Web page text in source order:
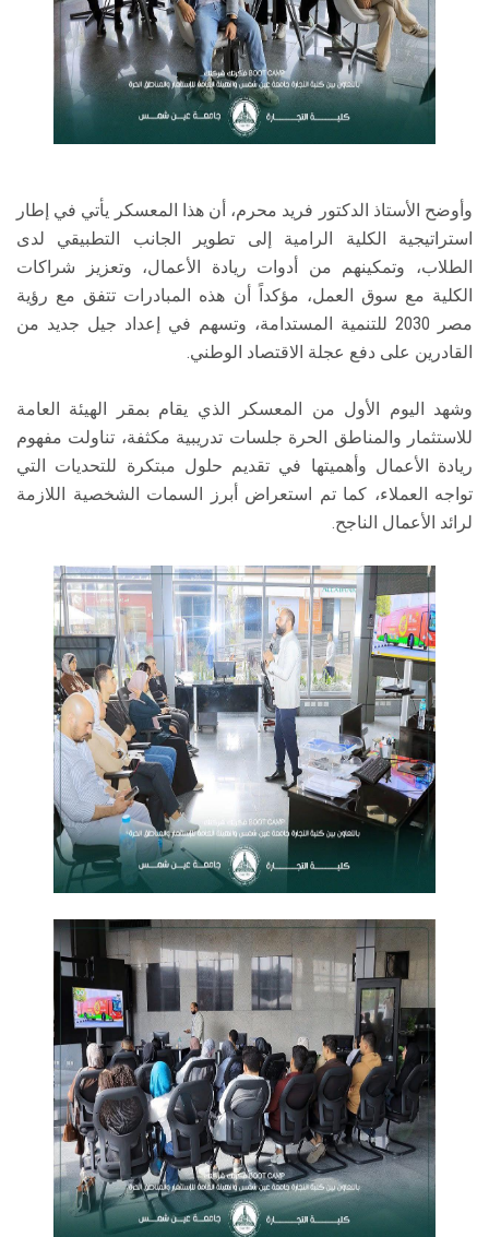
وأوضح الأستاذ الدكتور فريد محرم، أن هذا المعسكر يأتي في إطار
استراتيجية الكلية الرامية إلى تطوير الجانب التطبيقي لدى
الطلاب، وتمكينهم من أدوات ريادة الأعمال، وتعزيز شراكات
الكلية مع سوق العمل، مؤكداً أن هذه المبادرات تتفق مع رؤية
مصر 2030 للتنمية المستدامة، وتسهم في إعداد جيل جديد من
القادرين على دفع عجلة الاقتصاد الوطني.
وشهد اليوم الأول من المعسكر الذي يقام بمقر الهيئة العامة
للاستثمار والمناطق الحرة جلسات تدريبية مكثفة، تناولت مفهوم
ريادة الأعمال وأهميتها في تقديم حلول مبتكرة للتحديات التي
تواجه العملاء، كما تم استعراض أبرز السمات الشخصية اللازمة
لرائد الأعمال الناجح.